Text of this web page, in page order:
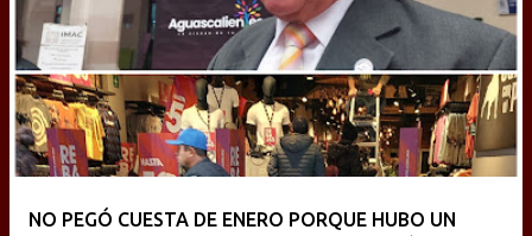
NO PEGÓ CUESTA DE ENERO PORQUE HUBO UN